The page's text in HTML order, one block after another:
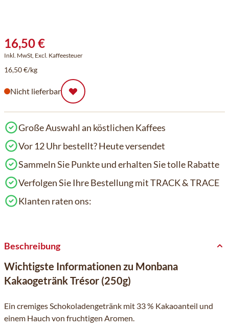
16,50 €
Inkl. MwSt, Excl. Kaffeesteuer
16,50 €/kg
Nicht lieferbar
Große Auswahl an köstlichen Kaffees
Vor 12 Uhr bestellt? Heute versendet
Sammeln Sie Punkte und erhalten Sie tolle Rabatte
Verfolgen Sie Ihre Bestellung mit TRACK & TRACE
Klanten raten ons:
Beschreibung
Wichtigste Informationen zu Monbana
Kakaogetränk Trésor (250g)
Ein cremiges Schokoladengetränk mit 33 % Kakaoanteil und
einem Hauch von fruchtigen Aromen.